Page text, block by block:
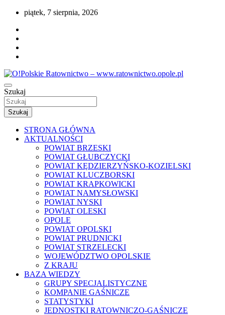
Przejdź
treści
piątek, 7 sierpnia, 2026
O!Polskie Ratownictwo –
www.ratownictwo.opole.pl
Portal opolskiego i polskiego ratownictwa.
Szukaj
Szukaj
STRONA GŁÓWNA
AKTUALNOŚCI
POWIAT BRZESKI
POWIAT GŁUBCZYCKI
POWIAT KĘDZIERZYŃSKO-KOZIELSKI
POWIAT KLUCZBORSKI
POWIAT KRAPKOWICKI
POWIAT NAMYSŁOWSKI
POWIAT NYSKI
POWIAT OLESKI
OPOLE
POWIAT OPOLSKI
POWIAT PRUDNICKI
POWIAT STRZELECKI
WOJEWÓDZTWO OPOLSKIE
Z KRAJU
BAZA WIEDZY
GRUPY SPECJALISTYCZNE
KOMPANIE GAŚNICZE
STATYSTYKI
JEDNOSTKI RATOWNICZO-GAŚNICZE